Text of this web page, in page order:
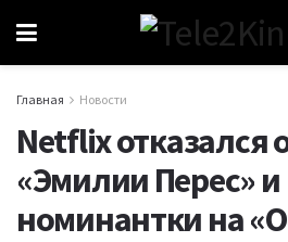
Главная Новости
Netflix отказался
«Эмилии Перес» и
номинантки на